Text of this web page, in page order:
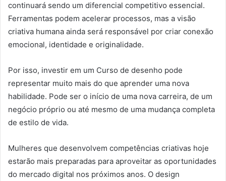
continuará sendo um diferencial competitivo essencial.
Ferramentas podem acelerar processos, mas a visão
criativa humana ainda será responsável por criar conexão
emocional, identidade e originalidade.
Por isso, investir em um Curso de desenho pode
representar muito mais do que aprender uma nova
habilidade. Pode ser o início de uma nova carreira, de um
negócio próprio ou até mesmo de uma mudança completa
de estilo de vida.
Mulheres que desenvolvem competências criativas hoje
estarão mais preparadas para aproveitar as oportunidades
do mercado digital nos próximos anos. O design